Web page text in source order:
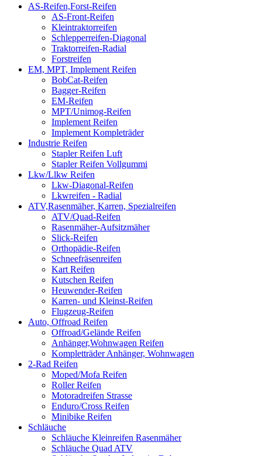
AS-Reifen,Forst-Reifen
AS-Front-Reifen
Kleintraktorreifen
Schlepperreifen-Diagonal
Traktorreifen-Radial
Forstreifen
EM, MPT, Implement Reifen
BobCat-Reifen
Bagger-Reifen
EM-Reifen
MPT/Unimog-Reifen
Implement Reifen
Implement Kompleträder
Industrie Reifen
Stapler Reifen Luft
Stapler Reifen Vollgummi
Lkw/Llkw Reifen
Lkw-Diagonal-Reifen
Lkwreifen - Radial
ATV,Rasenmäher, Karren, Spezialreifen
ATV/Quad-Reifen
Rasenmäher-Aufsitzmäher
Slick-Reifen
Orthopädie-Reifen
Schneefräsenreifen
Kart Reifen
Kutschen Reifen
Heuwender-Reifen
Karren- und Kleinst-Reifen
Flugzeug-Reifen
Auto, Offroad Reifen
Offroad/Gelände Reifen
Anhänger,Wohnwagen Reifen
Kompletträder Anhänger, Wohnwagen
2-Rad Reifen
Moped/Mofa Reifen
Roller Reifen
Motoradreifen Strasse
Enduro/Cross Reifen
Minibike Reifen
Schläuche
Schläuche Kleinreifen Rasenmäher
Schläuche Quad ATV